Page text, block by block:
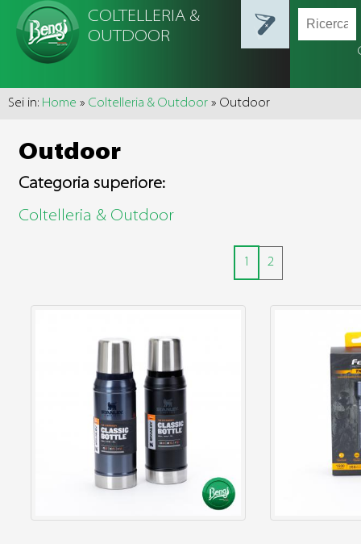
COLTELLERIA &
OUTDOOR
Sei in: Home » Coltelleria & Outdoor » Outdoor
Outdoor
Categoria superiore:
Coltelleria & Outdoor
1 2